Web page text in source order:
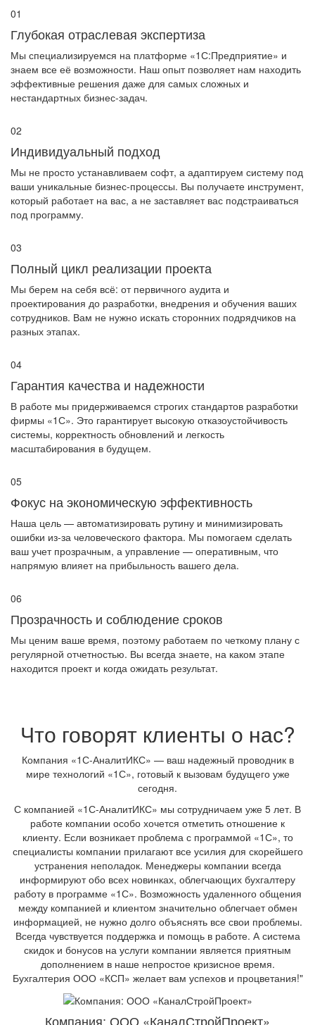
01
Глубокая отраслевая экспертиза
Мы специализируемся на платформе «1С:Предприятие» и
знаем все её возможности. Наш опыт позволяет нам находить
эффективные решения даже для самых сложных и
нестандартных бизнес-задач.
02
Индивидуальный подход
Мы не просто устанавливаем софт, а адаптируем систему под
ваши уникальные бизнес-процессы. Вы получаете инструмент,
который работает на вас, а не заставляет вас подстраиваться
под программу.
03
Полный цикл реализации проекта
Мы берем на себя всё: от первичного аудита и
проектирования до разработки, внедрения и обучения ваших
сотрудников. Вам не нужно искать сторонних подрядчиков на
разных этапах.
04
Гарантия качества и надежности
В работе мы придерживаемся строгих стандартов разработки
фирмы «1С». Это гарантирует высокую отказоустойчивость
системы, корректность обновлений и легкость
масштабирования в будущем.
05
Фокус на экономическую эффективность
Наша цель — автоматизировать рутину и минимизировать
ошибки из-за человеческого фактора. Мы помогаем сделать
ваш учет прозрачным, а управление — оперативным, что
напрямую влияет на прибыльность вашего дела.
06
Прозрачность и соблюдение сроков
Мы ценим ваше время, поэтому работаем по четкому плану с
регулярной отчетностью. Вы всегда знаете, на каком этапе
находится проект и когда ожидать результат.
Что говорят клиенты о нас?
Компания «1С-АналитИКС» — ваш надежный проводник в
мире технологий «1С», готовый к вызовам будущего уже
сегодня.
С компанией «1С-АналитИКС» мы сотрудничаем уже 5 лет. В
работе компании особо хочется отметить отношение к
клиенту. Если возникает проблема с программой «1С», то
специалисты компании прилагают все усилия для скорейшего
устранения неполадок. Менеджеры компании всегда
информируют обо всех новинках, облегчающих бухгалтеру
работу в программе «1С». Возможность удаленного общения
между компанией и клиентом значительно облегчает обмен
информацией, не нужно долго объяснять все свои проблемы.
Всегда чувствуется поддержка и помощь в работе. А система
скидок и бонусов на услуги компании является приятным
дополнением в наше непростое кризисное время.
Бухгалтерия ООО «КСП» желает вам успехов и процветания!"
Компания: ООО «КаналСтройПроект»